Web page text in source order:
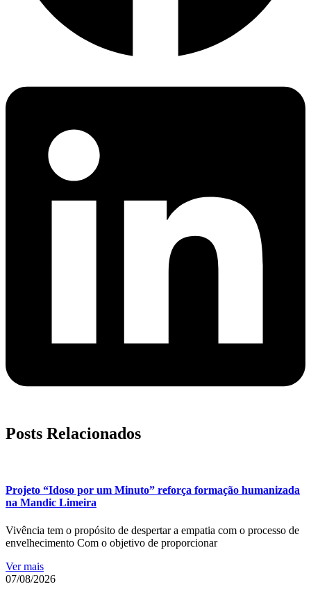
Posts Relacionados
Projeto “Idoso por um Minuto” reforça formação humanizada
na Mandic Limeira
Vivência tem o propósito de despertar a empatia com o processo de
envelhecimento Com o objetivo de proporcionar
Ver mais
07/08/2026